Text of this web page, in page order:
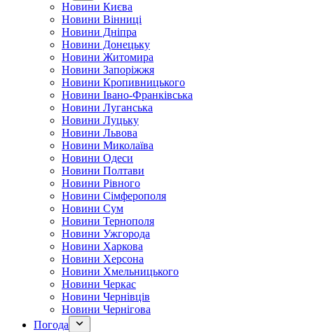
Новини Києва
Новини Вінниці
Новини Дніпра
Новини Донецьку
Новини Житомира
Новини Запоріжжя
Новини Кропивницького
Новини Івано-Франківська
Новини Луганська
Новини Луцьку
Новини Львова
Новини Миколаїва
Новини Одеси
Новини Полтави
Новини Рівного
Новини Сімферополя
Новини Сум
Новини Тернополя
Новини Ужгорода
Новини Харкова
Новини Херсона
Новини Хмельницького
Новини Черкас
Новини Чернівців
Новини Чернігова
Погода